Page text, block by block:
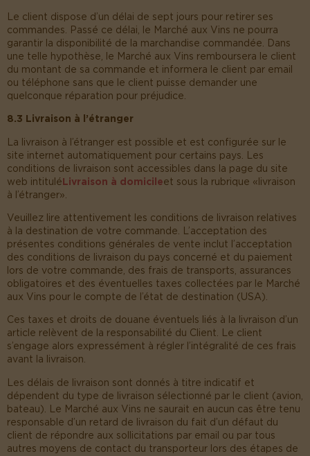
Le client dispose d’un délai de sept jours pour retirer ses
commandes. Passé ce délai, le Marché aux Vins ne pourra
garantir la disponibilité de la marchandise commandée. Dans
une telle hypothèse, le Marché aux Vins remboursera le client
du montant de sa commande et informera le client par email
ou téléphone sans que le client puisse demander une
quelconque réparation pour préjudice.
8.3 Livraison à l’étranger
La livraison à l’étranger est possible et est configurée sur le
site internet automatiquement pour certains pays. Les
conditions de livraison sont accessibles dans la page du site
web intituléLivraison à domicileet sous la rubrique « livraison
à l’étranger ».
Veuillez lire attentivement les conditions de livraison relatives
à la destination de votre commande. L’acceptation des
présentes conditions générales de vente inclut l’acceptation
des conditions de livraison du pays concerné et du paiement
lors de votre commande, des frais de transports, assurances
obligatoires et des éventuelles taxes collectées par le Marché
aux Vins pour le compte de l’état de destination (USA).
Ces taxes et droits de douane éventuels liés à la livraison d’un
article relèvent de la responsabilité du Client. Le client
s’engage alors expressément à régler l’intégralité de ces frais
avant la livraison.
Les délais de livraison sont donnés à titre indicatif et
dépendent du type de livraison sélectionné par le client (avion,
bateau). Le Marché aux Vins ne saurait en aucun cas être tenu
responsable d’un retard de livraison du fait d’un défaut du
client de répondre aux sollicitations par email ou par tous
autres moyens de contact du transporteur lors des étapes de